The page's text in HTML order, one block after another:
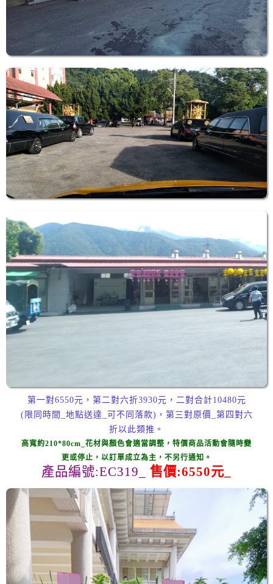
第一對6550元，第二對六折3930元，二對合計10480元
(限同時間_地點送達_可不同落款)，第三對原價_第四對六
折以此類推。
高寬約210*80cm_花材與顏色會適當調整，特價商品活動會隨時變
更或停止，以訂單成立為主，不另行通知。
產品編號:EC319_ 售價:6550元_